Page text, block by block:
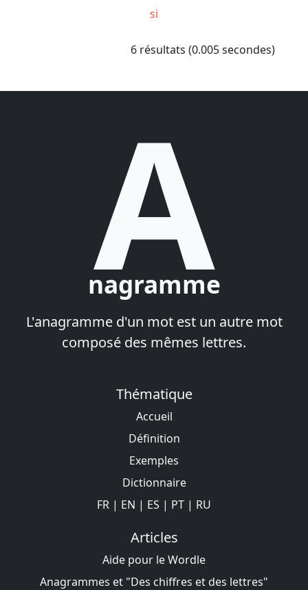
si
6 résultats (0.005 secondes)
A
nagramme
L'anagramme d'un mot est un autre mot
composé des mêmes lettres.
Thématique
Accueil
Définition
Exemples
Dictionnaire
FR | EN | ES | PT | RU
Articles
Aide pour le Wordle
Anagrammes et "Des chiffres et des lettres"